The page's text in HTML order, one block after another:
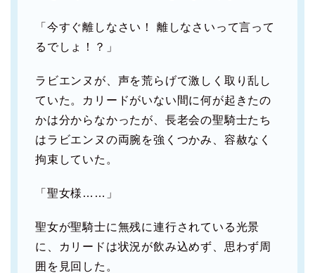
「今すぐ離しなさい！ 離しなさいって言って
るでしょ！？」
ラビエンヌが、声を荒らげて激しく取り乱し
ていた。カリードがいない間に何が起きたの
かは分からなかったが、長老会の聖騎士たち
はラビエンヌの両腕を強くつかみ、容赦なく
拘束していた。
「聖女様……」
聖女が聖騎士に無残に連行されている光景
に、カリードは状況が飲み込めず、思わず周
囲を見回した。